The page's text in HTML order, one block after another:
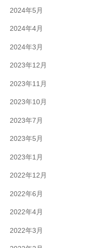
2024年5月
2024年4月
2024年3月
2023年12月
2023年11月
2023年10月
2023年7月
2023年5月
2023年1月
2022年12月
2022年6月
2022年4月
2022年3月